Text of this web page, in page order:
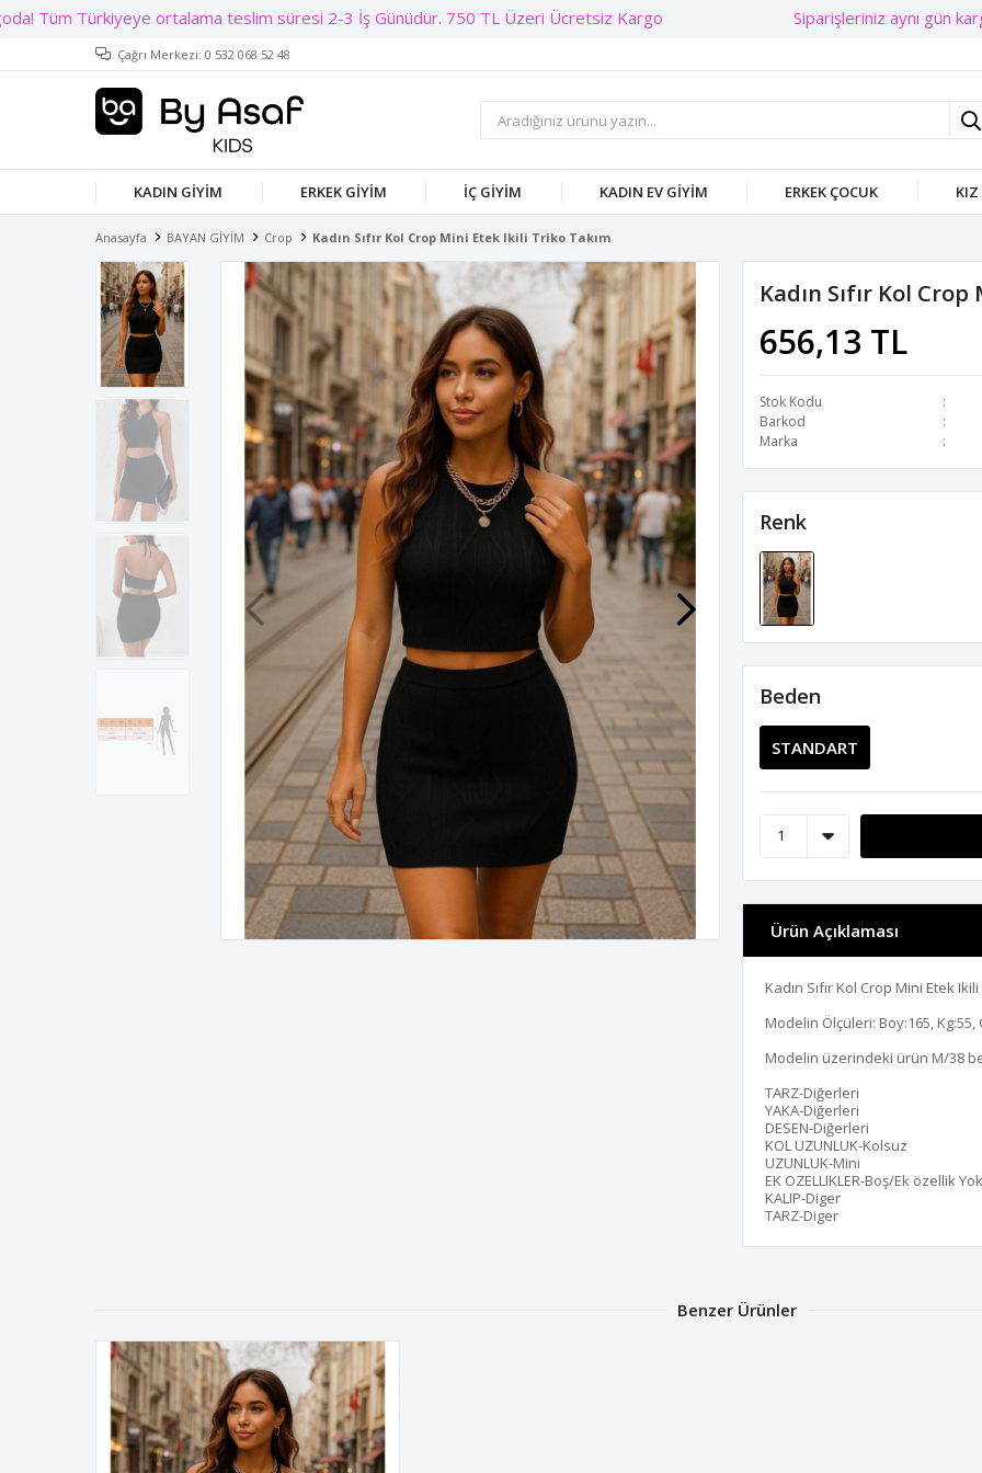
Siparişleriniz aynı gün
Çağrı Merkezi: 0 532 068 52 48
KADIN GIYIM ERKEK GIYIM İÇ GIYIM KADIN EV GIYIM ERKEK ÇOCUK KIZ
Anasayfa BAYAN GİYİM Crop Kadın Sıfır Kol Crop Mini Etek Ikili Triko Takım
Kadın Sıfır Kol
656,13 TL
Stok Kodu
Barkod
Marka
Renk
Beden
STANDART
Ürün Açıklaması
Kadın Sıfır Kol Crop Mini Etek
Modelin Ölçüleri: Boy:165, Kg:55,
Modelin üzerindeki ürün M/38
TARZ-Diğerleri
YAKA-Diğerleri
DESEN-Diğerleri
KOL UZUNLUK-Kolsuz
UZUNLUK-Mini
EK OZELLIKLER-Boş/Ek özellik Yok
KALIP-Diger
TARZ-Diger
Benzer Ürünler